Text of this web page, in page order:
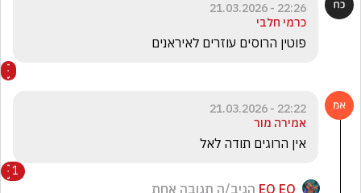
22:26 - 21.03.2026
כרמי חלבי
פוטין הרוסים עוזרים לאיראנים
22:22 - 21.03.2026
אמירה מור
אין הרוגים תודה לאל
1
EO EO הגיב/ה תגובה אחת